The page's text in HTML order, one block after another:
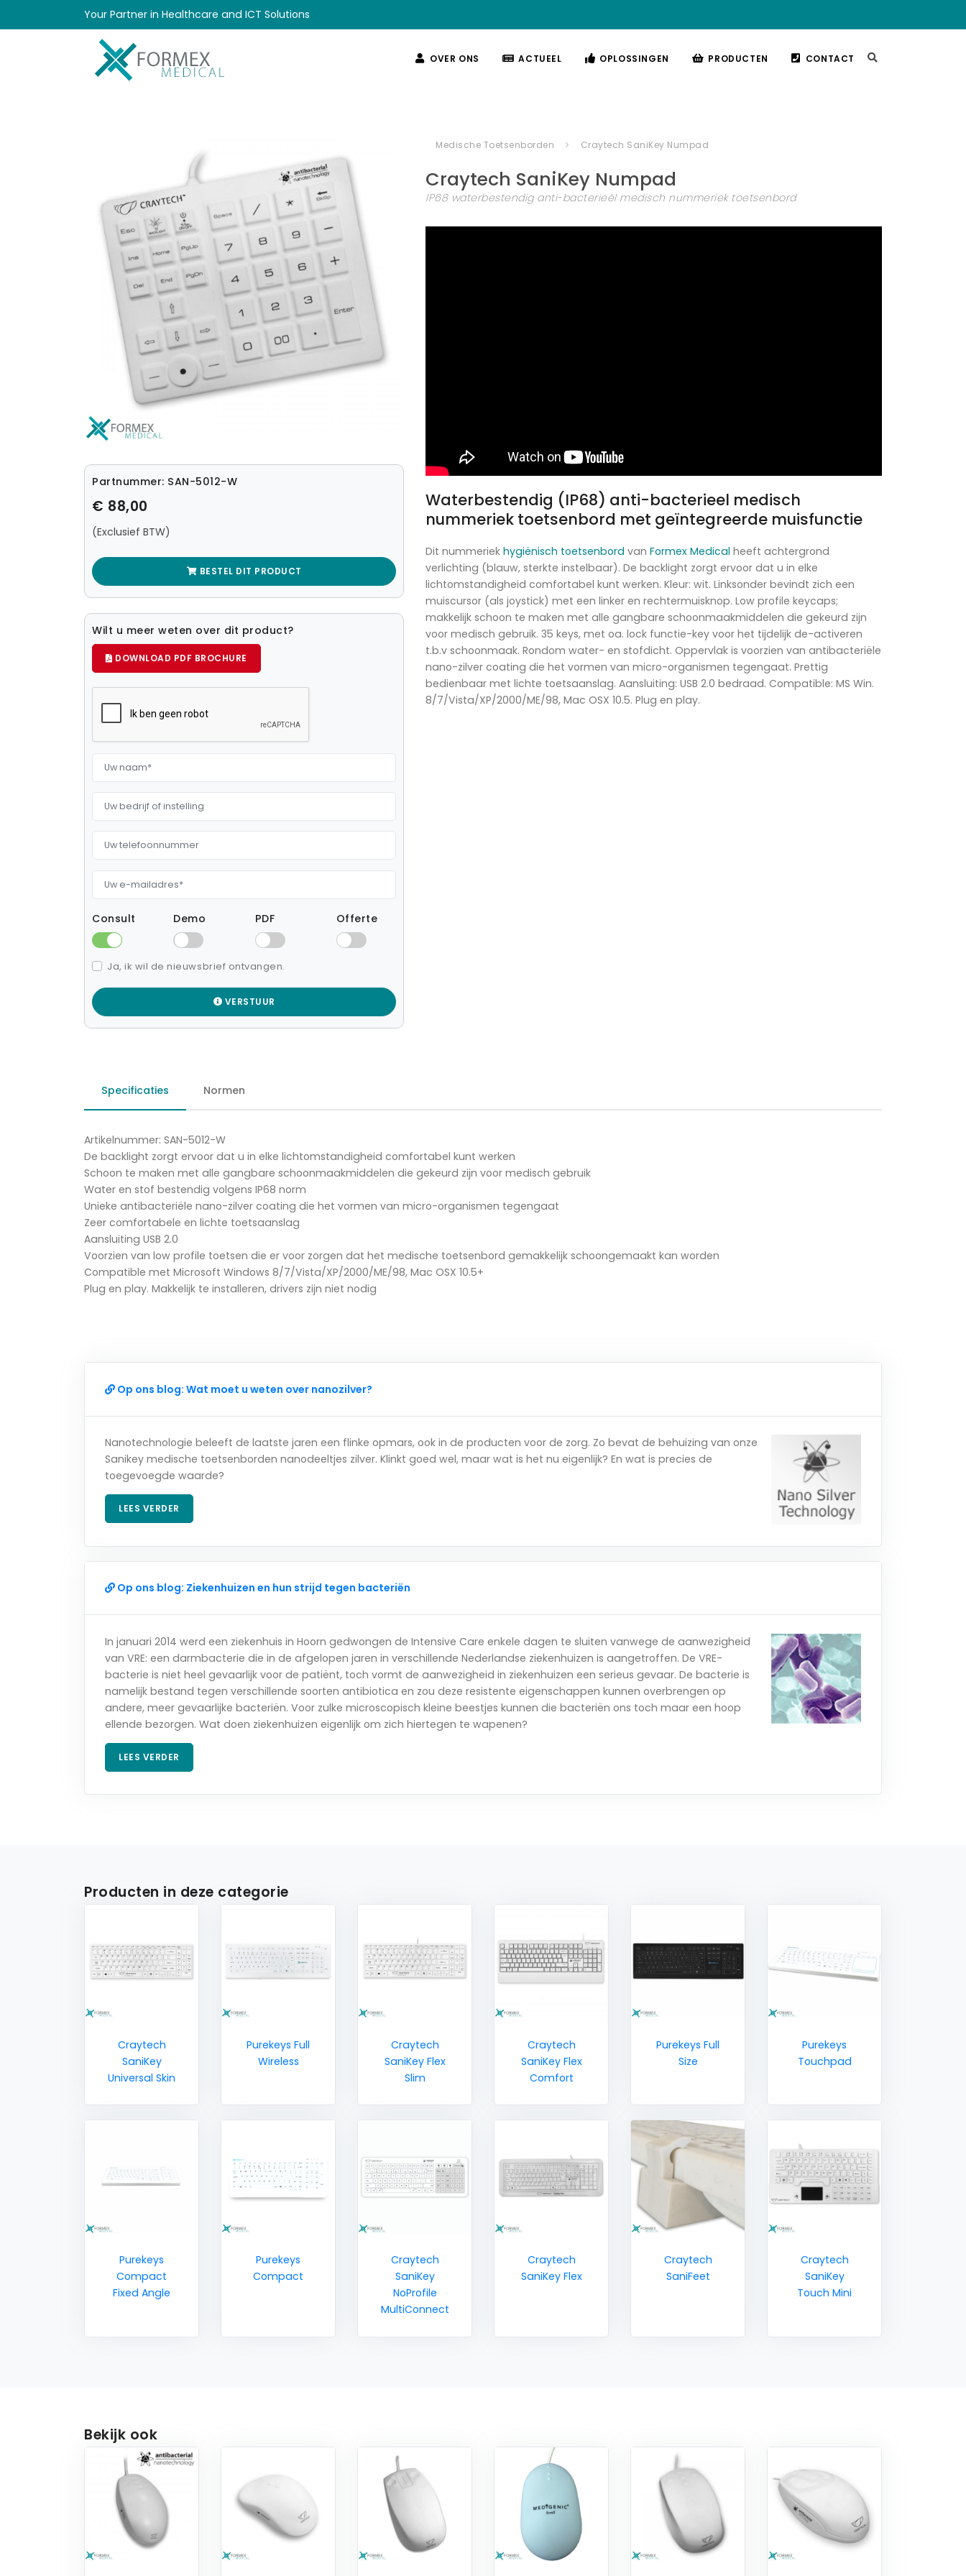
Your Partner in Healthcare and ICT Solutions
OVER ONS ACTUEEL OPLOSSINGEN PRODUCTEN CONTACT
Partnummer: SAN-5012-W
€ 88,00
(Exclusief BTW)
BESTEL DIT PRODUCT
Wilt u meer weten over dit product?
DOWNLOAD PDF BROCHURE
Consult Demo PDF Offerte
Ja, ik wil de nieuwsbrief ontvangen.
VERSTUUR
Medische Toetsenborden Craytech SaniKey Numpad
Craytech SaniKey Numpad
IP68 waterbestendig anti-bacterieël medisch nummeriek toetsenbord
Waterbestendig (IP68) anti-bacterieel medisch
nummeriek toetsenbord met geïntegreerde muisfunctie
Dit nummeriek hygiënisch toetsenbord van Formex Medical heeft achtergrond
verlichting (blauw, sterkte instelbaar). De backlight zorgt ervoor dat u in elke
lichtomstandigheid comfortabel kunt werken. Kleur: wit. Linksonder bevindt zich een
muiscursor (als joystick) met een linker en rechtermuisknop. Low profile keycaps;
makkelijk schoon te maken met alle gangbare schoonmaakmiddelen die gekeurd zijn
voor medisch gebruik. 35 keys, met oa. lock functie-key voor het tijdelijk de-activeren
t.b.v schoonmaak. Rondom water- en stofdicht. Oppervlak is voorzien van antibacteriële
nano-zilver coating die het vormen van micro-organismen tegengaat. Prettig
bedienbaar met lichte toetsaanslag. Aansluiting: USB 2.0 bedraad. Compatible: MS Win.
8/7/Vista/XP/2000/ME/98, Mac OSX 10.5. Plug en play.
Specificaties Normen
Artikelnummer: SAN-5012-W
De backlight zorgt ervoor dat u in elke lichtomstandigheid comfortabel kunt werken
Schoon te maken met alle gangbare schoonmaakmiddelen die gekeurd zijn voor medisch gebruik
Water en stof bestendig volgens IP68 norm
Unieke antibacteriële nano-zilver coating die het vormen van micro-organismen tegengaat
Zeer comfortabele en lichte toetsaanslag
Aansluiting USB 2.0
Voorzien van low profile toetsen die er voor zorgen dat het medische toetsenbord gemakkelijk schoongemaakt kan worden
Compatible met Microsoft Windows 8/7/Vista/XP/2000/ME/98, Mac OSX 10.5+
Plug en play. Makkelijk te installeren, drivers zijn niet nodig
Op ons blog: Wat moet u weten over nanozilver?
Nanotechnologie beleeft de laatste jaren een flinke opmars, ook in de producten voor de zorg. Zo bevat de behuizing van onze
Sanikey medische toetsenborden nanodeeltjes zilver. Klinkt goed wel, maar wat is het nu eigenlijk? En wat is precies de
toegevoegde waarde?
LEES VERDER
Op ons blog: Ziekenhuizen en hun strijd tegen bacteriën
In januari 2014 werd een ziekenhuis in Hoorn gedwongen de Intensive Care enkele dagen te sluiten vanwege de aanwezigheid
van VRE: een darmbacterie die in de afgelopen jaren in verschillende Nederlandse ziekenhuizen is aangetroffen. De VRE-
bacterie is niet heel gevaarlijk voor de patiënt, toch vormt de aanwezigheid in ziekenhuizen een serieus gevaar. De bacterie is
namelijk bestand tegen verschillende soorten antibiotica en zou deze resistente eigenschappen kunnen overbrengen op
andere, meer gevaarlijke bacteriën. Voor zulke microscopisch kleine beestjes kunnen die bacteriën ons toch maar een hoop
ellende bezorgen. Wat doen ziekenhuizen eigenlijk om zich hiertegen te wapenen?
LEES VERDER
Producten in deze categorie
Craytech
SaniKey
Universal Skin
Purekeys Full
Wireless
Craytech
SaniKey Flex
Slim
Craytech
SaniKey Flex
Comfort
Purekeys Full
Size
Purekeys
Touchpad
Purekeys
Compact
Fixed Angle
Purekeys
Compact
Craytech
SaniKey
NoProfile
MultiConnect
Craytech
SaniKey Flex
Craytech
SaniFeet
Craytech
SaniKey
Touch Mini
Bekijk ook